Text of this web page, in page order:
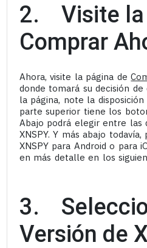
2. Visite la
Comprar
Ahora, visite la página de
donde tomará su decisión
la página, note la
parte superior tiene los
Abajo podrá elegir entre las
XNSPY. Y más abajo
XNSPY para Android o para
en más detalle en los
3.
Versión de